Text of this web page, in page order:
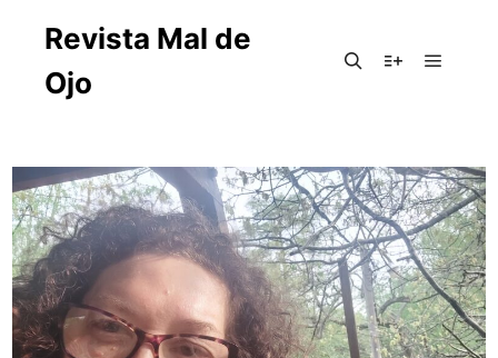
Revista Mal de
Ojo